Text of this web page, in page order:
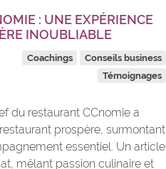
: UNE EXPÉRIENCE
INOUBLIABLE
Coachings
Conseils business
Témoignages
du restaurant CCnomie a
prospère, surmontant
essentiel. Un article
mêlant passion culinaire et